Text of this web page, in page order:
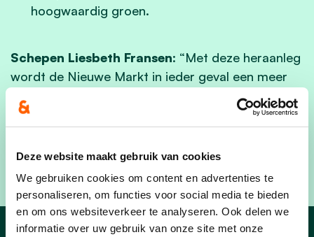
Deze website maakt gebruik van cookies
We gebruiken cookies om content en advertenties te
personaliseren, om functies voor social media te bieden
en om ons websiteverkeer te analyseren. Ook delen we
informatie over uw gebruik van onze site met onze
hoogwaardig groen.
Schepen Liesbeth Fransen: “Met deze heraanleg
wordt de Nieuwe Markt in ieder geval een meer
veilige, verzorgde en klimaatbestendige
ontmoetingsplek, niet alleen voor de buurt, maar
voor iedereen.”